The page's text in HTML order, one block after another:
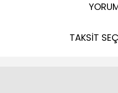
TAKSİT